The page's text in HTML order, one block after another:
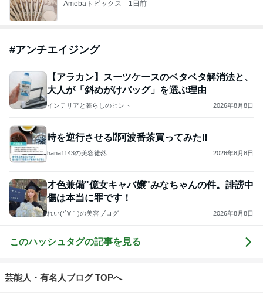
Amebaトピックス 1日前
#アンチエイジング
【アラカン】スーツケースのベタベタ解消法と、
大人が「斜めがけバッグ」を選ぶ理由
インテリアと暮らしのヒント 2026年8月8日
時を逆行させる⁉︎阿波番茶買ってみた‼︎
hana1143の美容徒然 2026年8月8日
才色兼備"億女キャバ嬢"みなちゃんの件。誹謗中
傷は本当に罪です！
れい(*´∀｀)の美容ブログ 2026年8月8日
このハッシュタグの記事を見る
芸能人・有名人ブログ TOPへ